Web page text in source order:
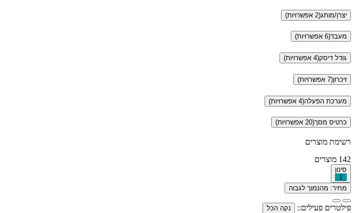
יצרן/מותג(2 אפשרויות)
מעבד(6 אפשרויות)
גודל דיסק(4 אפשרויות)
זיכרון(7 אפשרויות)
מערכת הפעלה(4 אפשרויות)
כרטיס מסך(20 אפשרויות)
רשימת מוצרים
142 מוצרים
סינון
1
מחיר: מהנמוך לגבוה
פילטרים פעילים:: נקה הכל